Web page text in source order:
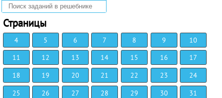
Страницы
4 5 6 7 8 9
10
11
12 13 14 15 16
17
18
19 20 21 22 23
24
25
26 27 28 29 30
31